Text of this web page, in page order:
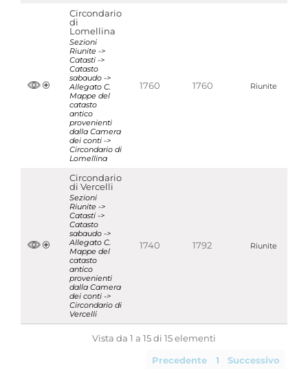
Circondario
di
Lomellina
Sezioni
Riunite ->
Catasti ->
Catasto
sabaudo ->
Allegato C.
Mappe del
catasto
antico
provenienti
dalla Camera
dei conti ->
Circondario di
Lomellina
1760 1760 Riunite
Circondario
di Vercelli
Sezioni
Riunite ->
Catasti ->
Catasto
sabaudo ->
Allegato C.
Mappe del
catasto
antico
provenienti
dalla Camera
dei conti ->
Circondario di
Vercelli
1740 1792 Riunite
Vista da 1 a 15 di 15 elementi
Precedente 1 Successivo